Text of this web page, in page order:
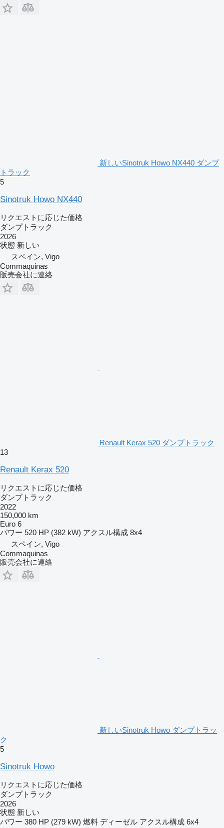
新しいSinotruk Howo NX440 ダンプ
トラック
5
Sinotruk Howo NX440
リクエストに応じた価格
ダンプトラック
2026
状態 新しい
スペイン, Vigo
Commaquinas
販売会社に連絡
Renault Kerax 520 ダンプトラック
13
Renault Kerax 520
リクエストに応じた価格
ダンプトラック
2022
150,000 km
Euro 6
パワー 520 HP (382 kW) アクスル構成 8x4
スペイン, Vigo
Commaquinas
販売会社に連絡
新しいSinotruk Howo ダンプトラッ
ク
5
Sinotruk Howo
リクエストに応じた価格
ダンプトラック
2026
状態 新しい
パワー 380 HP (279 kW) 燃料 ディーゼル アクスル構成 6x4